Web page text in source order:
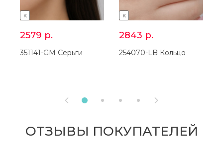
K
2579 р.
351141-GM Серьги
K
2843 р.
254070-LB Кольцо
 
ОТЗЫВЫ ПОКУПАТЕЛЕЙ